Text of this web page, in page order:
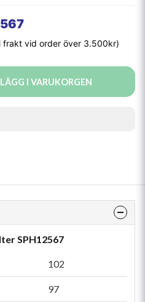
LÄGG I VARUKORGEN
SPH12567
102
97